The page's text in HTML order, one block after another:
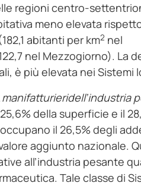
regioni centro-
meno elevata
abitanti per km2 nel
nel Mezzogiorno). La
è più elevata nei Sistemi
manifatturieridell’industria
della superficie e il
il 26,5% degli
aggiunto nazionale.
all’industria pesante
Tale classe di